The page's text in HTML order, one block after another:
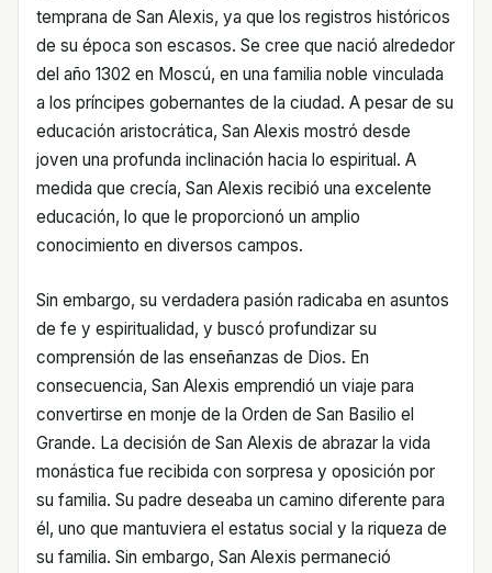
temprana de San Alexis, ya que los registros históricos
de su época son escasos. Se cree que nació alrededor
del año 1302 en Moscú, en una familia noble vinculada
a los príncipes gobernantes de la ciudad. A pesar de su
educación aristocrática, San Alexis mostró desde
joven una profunda inclinación hacia lo espiritual. A
medida que crecía, San Alexis recibió una excelente
educación, lo que le proporcionó un amplio
conocimiento en diversos campos.
Sin embargo, su verdadera pasión radicaba en asuntos
de fe y espiritualidad, y buscó profundizar su
comprensión de las enseñanzas de Dios. En
consecuencia, San Alexis emprendió un viaje para
convertirse en monje de la Orden de San Basilio el
Grande. La decisión de San Alexis de abrazar la vida
monástica fue recibida con sorpresa y oposición por
su familia. Su padre deseaba un camino diferente para
él, uno que mantuviera el estatus social y la riqueza de
su familia. Sin embargo, San Alexis permaneció